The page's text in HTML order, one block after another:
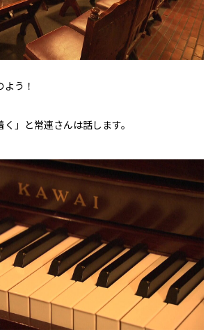
う！
く」と常連さんは話します。